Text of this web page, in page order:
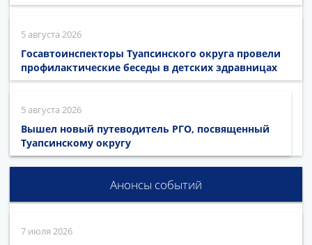
5 августа 2026
Госавтоинспекторы Туапсинского округа провели
профилактические беседы в детских здравницах
5 августа 2026
Вышел новый путеводитель РГО, посвященный
Туапсинскому округу
Анонсы событий
7 июля 2026